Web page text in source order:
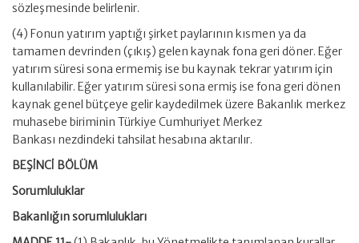
sözleşmesinde belirlenir.
(4) Fonun yatırım yaptığı şirket paylarının kısmen ya da
tamamen devrinden (çıkış) gelen kaynak fona geri döner. Eğer
yatırım süresi sona ermemiş ise bu kaynak tekrar yatırım için
kullanılabilir. Eğer yatırım süresi sona ermiş ise fona geri dönen
kaynak genel bütçeye gelir kaydedilmek üzere Bakanlık merkez
muhasebe biriminin Türkiye Cumhuriyet Merkez
Bankası nezdindeki tahsilat hesabına aktarılır.
BEŞİNCİ BÖLÜM
Sorumluluklar
Bakanlığın sorumlulukları